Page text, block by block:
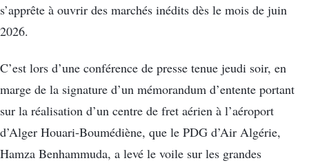
s’apprête à ouvrir des marchés inédits dès le mois de juin
2026.
C’est lors d’une conférence de presse tenue jeudi soir, en
marge de la signature d’un mémorandum d’entente portant
sur la réalisation d’un centre de fret aérien à l’aéroport
d’Alger Houari-Boumédiène, que le PDG d’Air Algérie,
Hamza Benhammuda, a levé le voile sur les grandes